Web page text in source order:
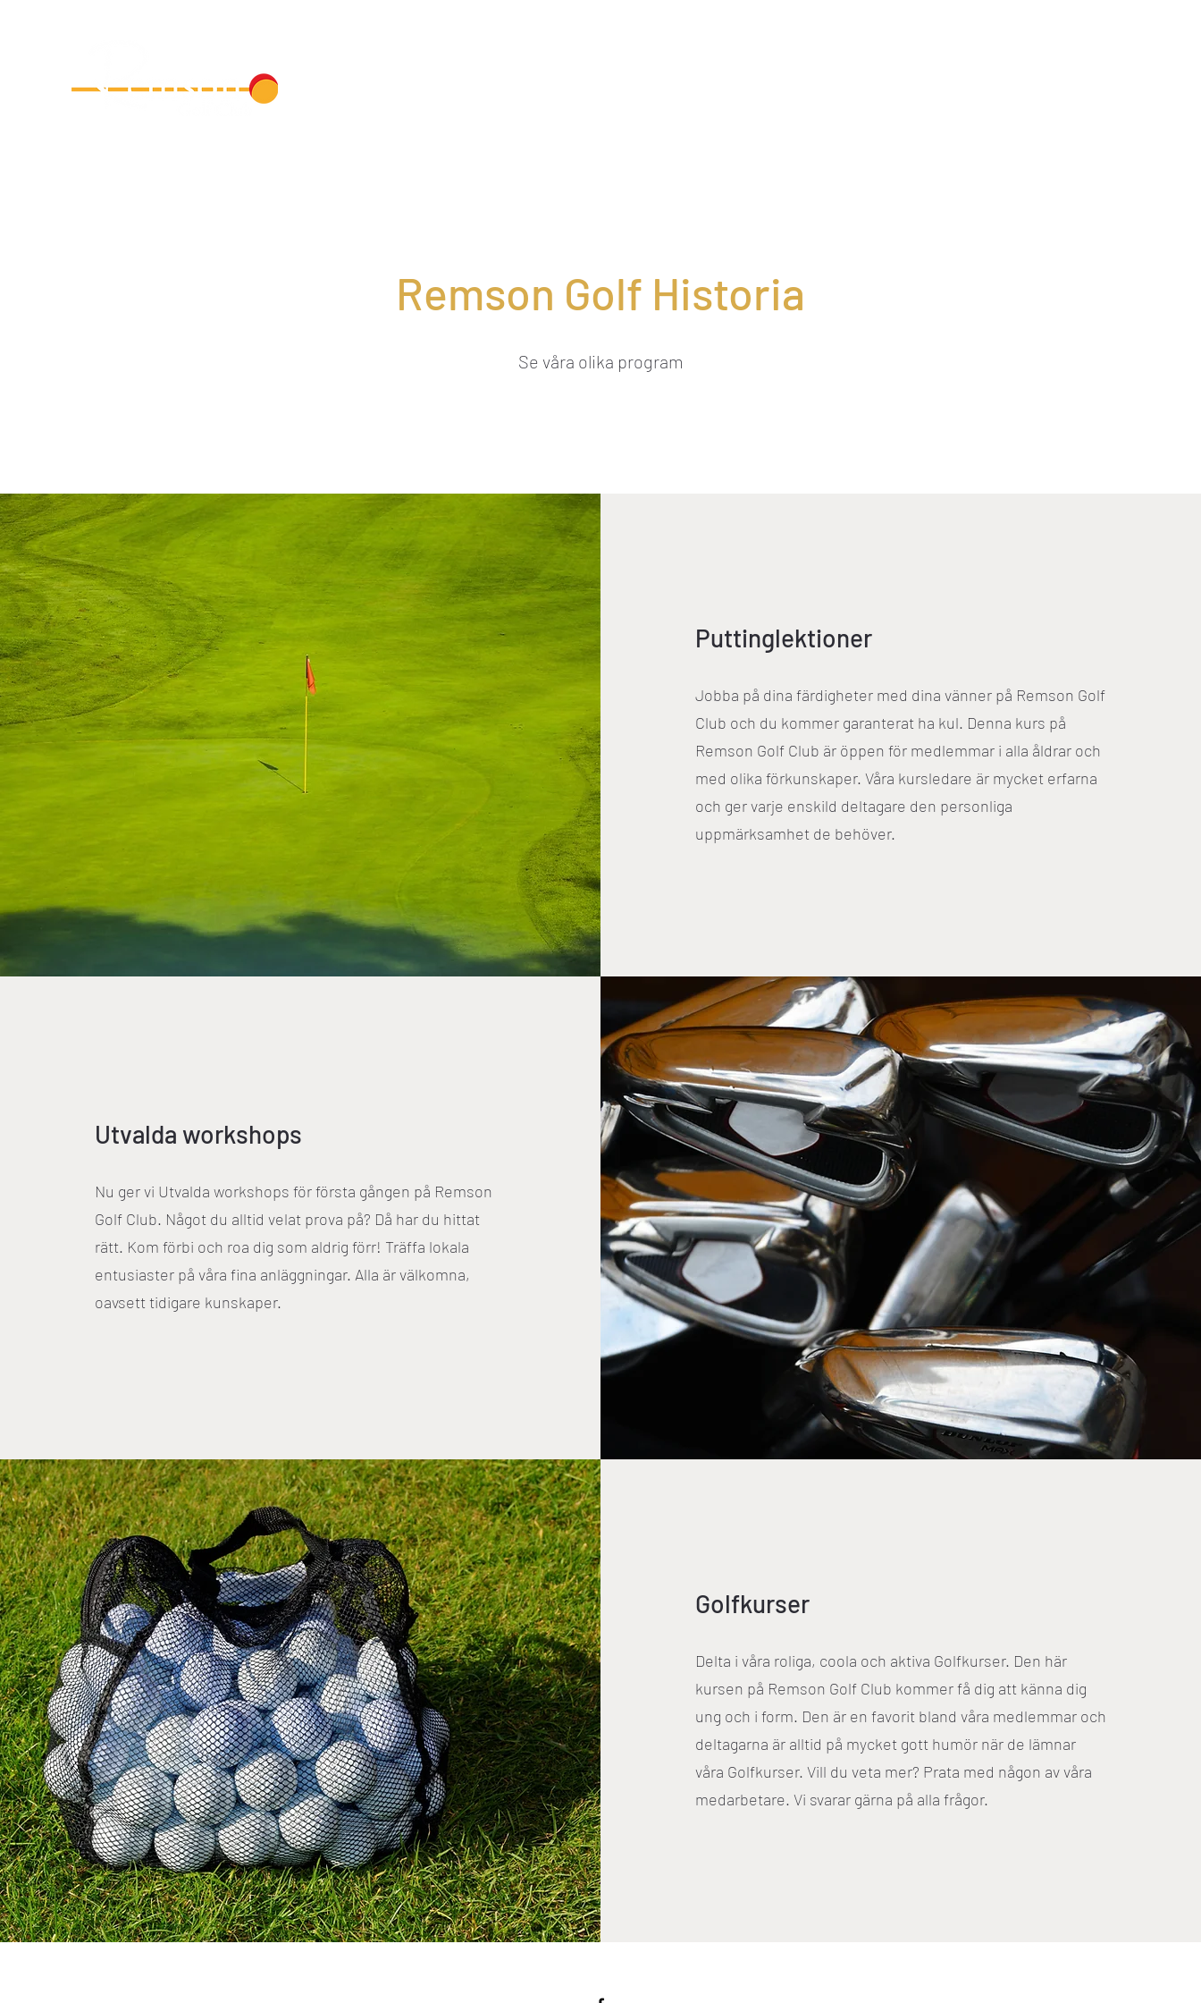
Remson Golf Historia
Se våra olika program
Puttinglektioner
Jobba på dina färdigheter med dina vänner på Remson Golf
Club och du kommer garanterat ha kul. Denna kurs på
Remson Golf Club är öppen för medlemmar i alla åldrar och
med olika förkunskaper. Våra kursledare är mycket erfarna
och ger varje enskild deltagare den personliga
uppmärksamhet de behöver.
Utvalda workshops
Nu ger vi Utvalda workshops för första gången på Remson
Golf Club. Något du alltid velat prova på? Då har du hittat
rätt. Kom förbi och roa dig som aldrig förr! Träffa lokala
entusiaster på våra fina anläggningar. Alla är välkomna,
oavsett tidigare kunskaper.
Golfkurser
Delta i våra roliga, coola och aktiva Golfkurser. Den här
kursen på Remson Golf Club kommer få dig att känna dig
ung och i form. Den är en favorit bland våra medlemmar och
deltagarna är alltid på mycket gott humör när de lämnar
våra Golfkurser. Vill du veta mer? Prata med någon av våra
medarbetare. Vi svarar gärna på alla frågor.